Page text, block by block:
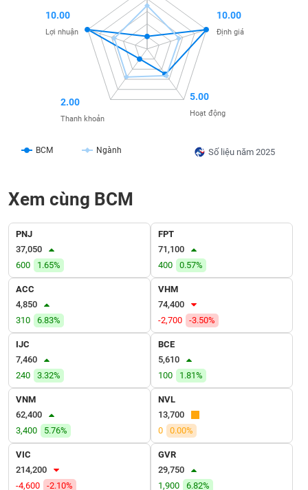
Số liệu năm 2025
BCM Ngành
10.00
Định giá
5.00
Hoạt động
2.00
Thanh khoản
10.00
Lợi nhuận
Xem cùng BCM
PNJ
37,050
600
1.65%
FPT
71,100
400
0.57%
ACC
4,850
310
6.83%
VHM
74,400
-2,700
-3.50%
IJC
7,460
240
3.32%
BCE
5,610
100
1.81%
VNM
62,400
3,400
5.76%
NVL
13,700
0
0.00%
VIC
214,200
-4,600
-2.10%
GVR
29,750
1,900
6.82%
TRUYỀN
TIỆN
ÍCH
BẤT
ĐỘNG
SẢN
Mã
chứng
khoán
(-)